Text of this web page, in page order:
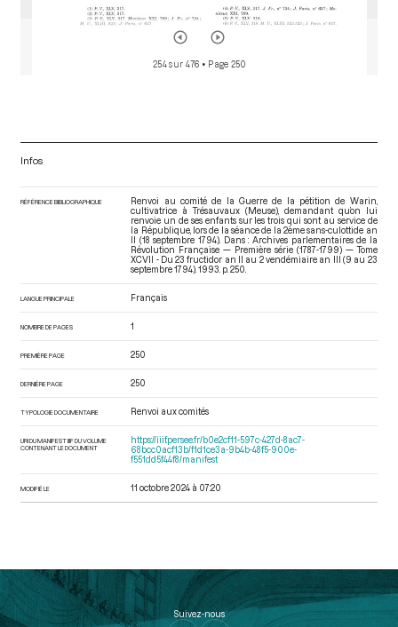
254 sur 476 • Page 250
Infos
RÉFÉRENCE BIBLIOGRAPHIQUE
Renvoi au comité de la Guerre de la pétition de Warin,
cultivatrice à Trésauvaux (Meuse), demandant qu’on lui
renvoie un de ses enfants sur les trois qui sont au service de
la République, lors de la séance de la 2ème sans-culottide an
II (18 septembre 1794). Dans : Archives parlementaires de la
Révolution Française — Première série (1787-1799) — Tome
XCVII - Du 23 fructidor an II au 2 vendémiaire an III (9 au 23
septembre 1794) . 1993. p. 250.
LANGUE PRINCIPALE Français
NOMBRE DE PAGES 1
PREMIÈRE PAGE 250
DERNIÈRE PAGE 250
TYPOLOGIE DOCUMENTAIRE Renvoi aux comités
URI DU MANIFEST IIIF DU VOLUME
CONTENANT LE DOCUMENT
https://iiif.persee.fr/b0e2cf11-597c-427d-8ac7-
68bcc0acf13b/f1d1ce3a-9b4b-48f5-900e-
f551dd5f44f8/manifest
MODIFIÉ LE 11 octobre 2024 à 07:20
Suivez-nous